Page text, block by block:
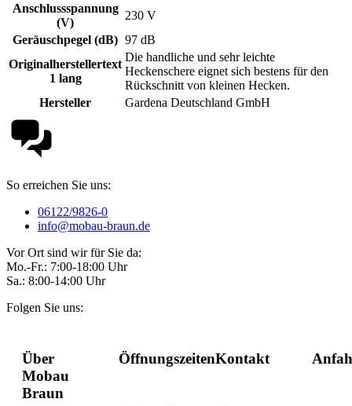
Anschlussspannung
(V)
230 V
Geräuschpegel (dB) 97 dB
Originalherstellertext
1 lang
Die handliche und sehr leichte
Heckenschere eignet sich bestens für den
Rückschnitt von kleinen Hecken.
Hersteller
Gardena Deutschland GmbH
So erreichen Sie uns:
06122/9826-0
info@mobau-braun.de
Vor Ort sind wir für Sie da:
Mo.-Fr.: 7:00-18:00 Uhr
Sa.: 8:00-14:00 Uhr
Folgen Sie uns:
Über
Mobau
Braun
ÖffnungszeitenKontakt